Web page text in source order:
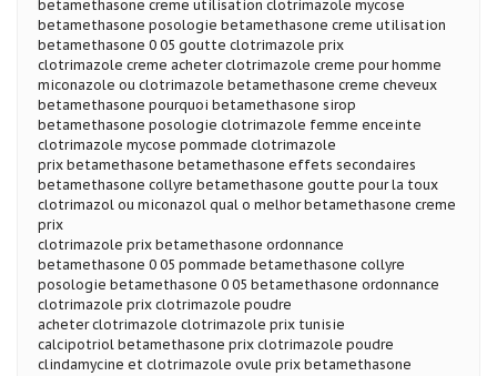
betamethasone creme utilisation clotrimazole mycose
betamethasone posologie betamethasone creme utilisation
betamethasone 0 05 goutte clotrimazole prix
clotrimazole creme acheter clotrimazole creme pour homme
miconazole ou clotrimazole betamethasone creme cheveux
betamethasone pourquoi betamethasone sirop
betamethasone posologie clotrimazole femme enceinte
clotrimazole mycose pommade clotrimazole
prix betamethasone betamethasone effets secondaires
betamethasone collyre betamethasone goutte pour la toux
clotrimazol ou miconazol qual o melhor betamethasone creme
prix
clotrimazole prix betamethasone ordonnance
betamethasone 0 05 pommade betamethasone collyre
posologie betamethasone 0 05 betamethasone ordonnance
clotrimazole prix clotrimazole poudre
acheter clotrimazole clotrimazole prix tunisie
calcipotriol betamethasone prix clotrimazole poudre
clindamycine et clotrimazole ovule prix betamethasone